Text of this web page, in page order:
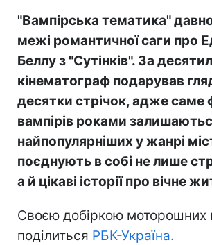
"Вампірська тематика"
межі романтичної саги про
Беллу з "Сутінків". За
кінематограф подарував
десятки стрічок, адже саме
вампірів роками
найпопулярніших у жанрі
поєднують в собі не лише
а й цікаві історії про вічне
Своєю добіркою моторошних
поділиться РБК-Україна.